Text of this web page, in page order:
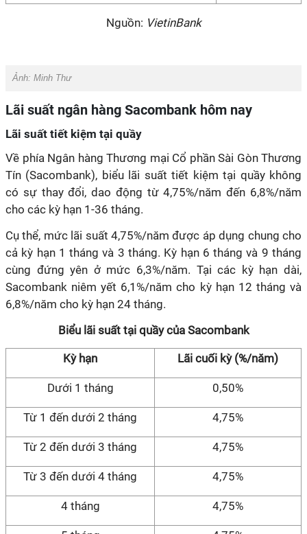
Nguồn: VietinBank
Ảnh: Minh Thư
Lãi suất ngân hàng Sacombank hôm nay
Lãi suất tiết kiệm tại quầy
Về phía Ngân hàng Thương mại Cổ phần Sài Gòn Thương
Tín (Sacombank), biểu lãi suất tiết kiệm tại quầy không
có sự thay đổi, dao động từ 4,75%/năm đến 6,8%/năm
cho các kỳ hạn 1-36 tháng.
Cụ thể, mức lãi suất 4,75%/năm được áp dụng chung cho
cả kỳ hạn 1 tháng và 3 tháng. Kỳ hạn 6 tháng và 9 tháng
cùng đứng yên ở mức 6,3%/năm. Tại các kỳ hạn dài,
Sacombank niêm yết 6,1%/năm cho kỳ hạn 12 tháng và
6,8%/năm cho kỳ hạn 24 tháng.
Biểu lãi suất tại quầy của Sacombank
Kỳ hạn Lãi cuối kỳ (%/năm)
Dưới 1 tháng 0,50%
Từ 1 đến dưới 2 tháng 4,75%
Từ 2 đến dưới 3 tháng 4,75%
Từ 3 đến dưới 4 tháng 4,75%
4 tháng 4,75%